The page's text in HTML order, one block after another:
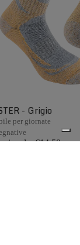
- Grigio
per giornate
€14,50